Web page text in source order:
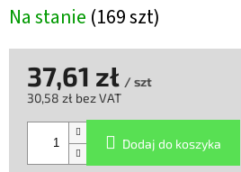
Na stanie (169 szt)
37,61 zł / szt
30,58 zł bez VAT
jednostkowa:
Dodaj do koszyka